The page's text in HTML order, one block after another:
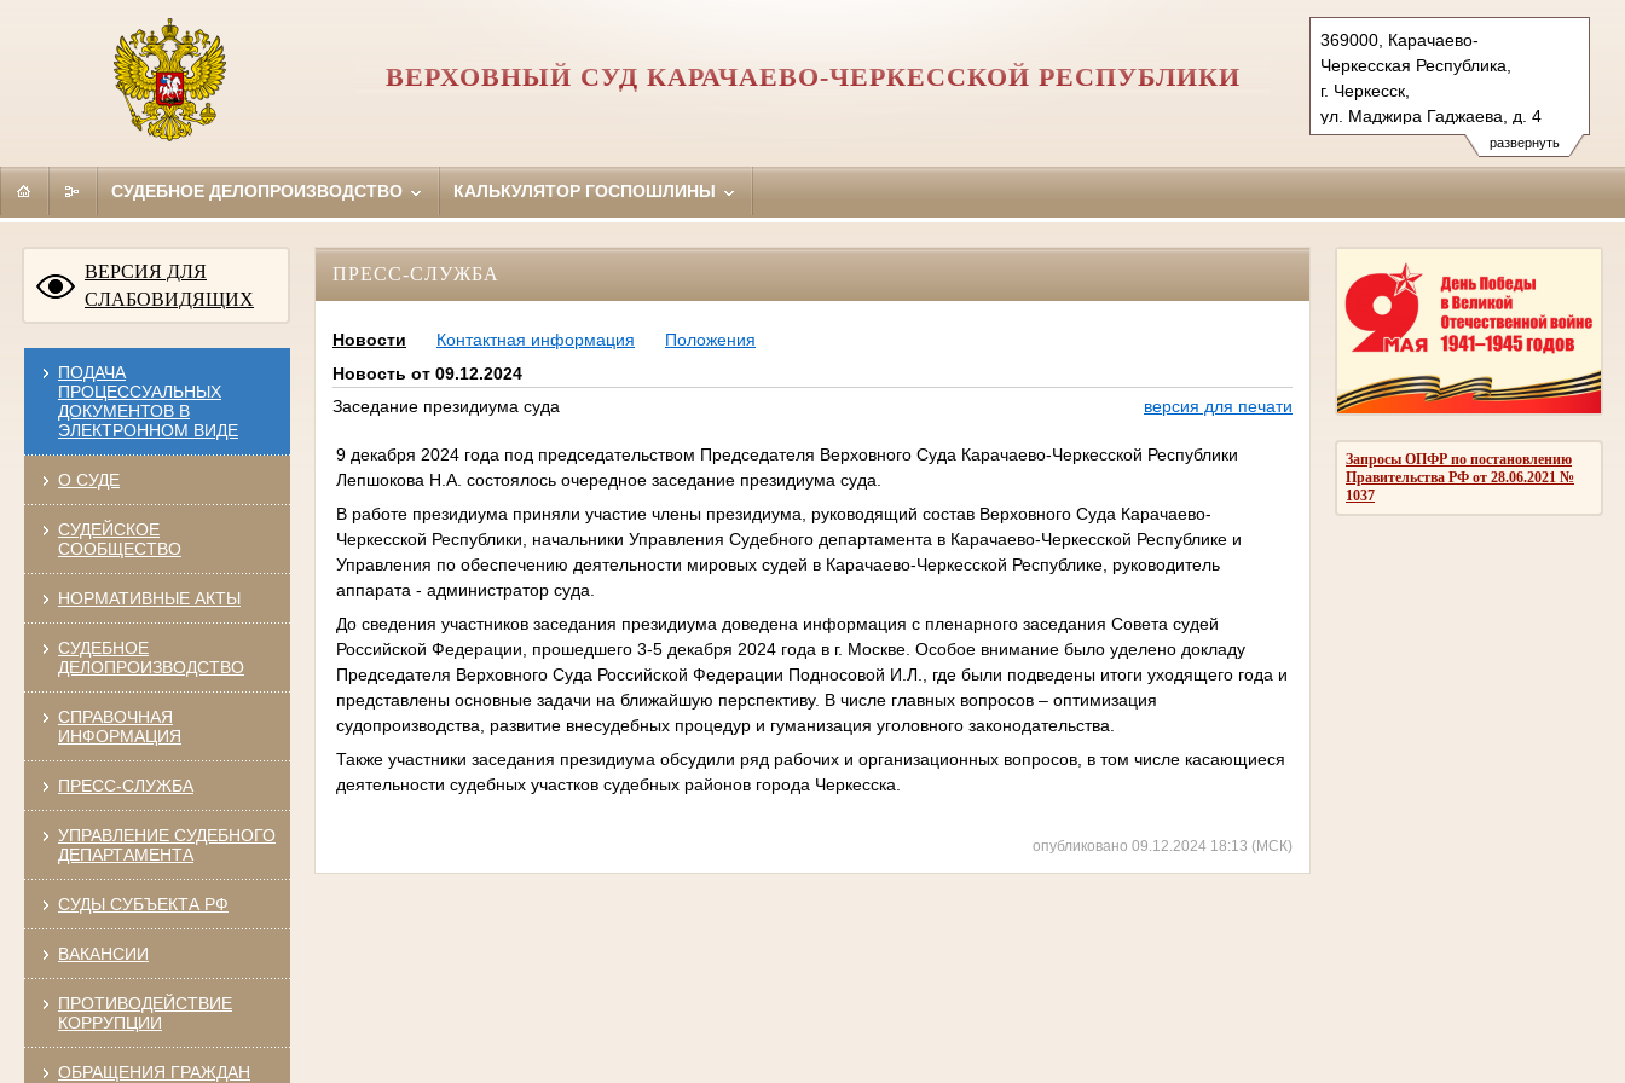
развернуть
369000, Карачаево-
Черкесская Республика,
г. Черкесск,
ул. Маджира Гаджаева, д. 4
Тел.: (8782) 22-06-35 (т/ф)
versudkchr@bk.ru
ВЕРХОВНЫЙ СУД КАРАЧАЕВО-ЧЕРКЕССКОЙ РЕСПУБЛИКИ
СУДЕБНОЕ ДЕЛОПРОИЗВОДСТВО КАЛЬКУЛЯТОР ГОСПОШЛИНЫ
ВЕРСИЯ ДЛЯ
СЛАБОВИДЯЩИХ
ПОДАЧА
ПРОЦЕССУАЛЬНЫХ
ДОКУМЕНТОВ В
ЭЛЕКТРОННОМ ВИДЕ
О СУДЕ
СУДЕЙСКОЕ
СООБЩЕСТВО
НОРМАТИВНЫЕ АКТЫ
СУДЕБНОЕ
ДЕЛОПРОИЗВОДСТВО
СПРАВОЧНАЯ
ИНФОРМАЦИЯ
ПРЕСС-СЛУЖБА
УПРАВЛЕНИЕ СУДЕБНОГО
ДЕПАРТАМЕНТА
СУДЫ СУБЪЕКТА РФ
ВАКАНСИИ
ПРОТИВОДЕЙСТВИЕ
КОРРУПЦИИ
ОБРАЩЕНИЯ ГРАЖДАН
Запросы ОПФР по постановлению
Правительства РФ от 28.06.2021 №
1037
ПРЕСС-СЛУЖБА
Новости Контактная информация
Положения
Новость от 09.12.2024
Заседание президиума суда
версия для печати
9 декабря 2024 года под председательством Председателя Верховного Суда Карачаево-Черкесской Республики
Лепшокова Н.А. состоялось очередное заседание президиума суда.
В работе президиума приняли участие члены президиума, руководящий состав Верховного Суда Карачаево-
Черкесской Республики, начальники Управления Судебного департамента в Карачаево-Черкесской Республике и
Управления по обеспечению деятельности мировых судей в Карачаево-Черкесской Республике, руководитель
аппарата - администратор суда.
До сведения участников заседания президиума доведена информация с пленарного заседания Совета судей
Российской Федерации, прошедшего 3-5 декабря 2024 года в г. Москве. Особое внимание было уделено докладу
Председателя Верховного Суда Российской Федерации Подносовой И.Л., где были подведены итоги уходящего года и
представлены основные задачи на ближайшую перспективу. В числе главных вопросов – оптимизация
судопроизводства, развитие внесудебных процедур и гуманизация уголовного законодательства.
Также участники заседания президиума обсудили ряд рабочих и организационных вопросов, в том числе касающиеся
деятельности судебных участков судебных районов города Черкесска.
опубликовано 09.12.2024 18:13 (МСК)